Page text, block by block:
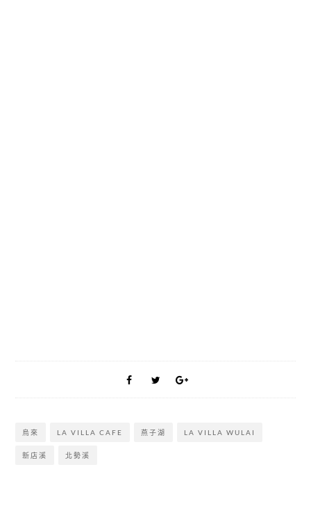
烏來 LA VILLA CAFE 燕子湖 LA VILLA WULAI
新店溪 北勢溪